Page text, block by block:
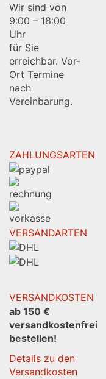
Wir sind von
9:00 – 18:00
Uhr
für Sie
erreichbar. Vor-
Ort Termine
nach
Vereinbarung.
ZAHLUNGSARTEN
VERSANDARTEN
VERSANDKOSTEN
ab 150 €
versandkostenfrei
bestellen!
Details zu den
Versandkosten